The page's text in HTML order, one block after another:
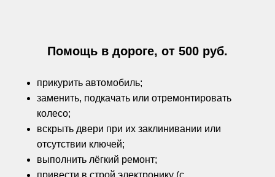
Помощь в дороге, от 500 руб.
прикурить автомобиль;
заменить, подкачать или отремонтировать
колесо;
вскрыть двери при их заклинивании или
отсутствии ключей;
выполнить лёгкий ремонт;
привести в строй электронику (с